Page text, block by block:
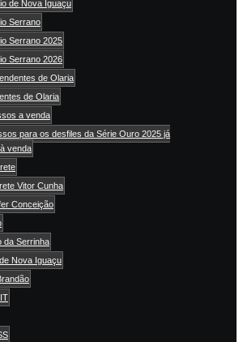
de Nova Iguaçu
Serrano
Serrano 2025
Serrano 2026
de Olaria
de Olaria
a venda
para os desfiles da Série Ouro 2025 já
venda
Vitor Cunha
Conceição
da Serrinha
Nova Iguaçu